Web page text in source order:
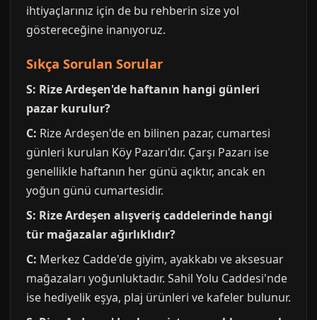
ihtiyaçlarınız için de bu rehberin size yol
göstereceğine inanıyoruz.
Sıkça Sorulan Sorular
S: Rize Ardeşen'de haftanın hangi günleri
pazar kurulur?
C: Rize Ardeşen'de en bilinen pazar, cumartesi
günleri kurulan Köy Pazarı'dır. Çarşı Pazarı ise
genellikle haftanın her günü açıktır, ancak en
yoğun günü cumartesidir.
S: Rize Ardeşen alışveriş caddelerinde hangi
tür mağazalar ağırlıklıdır?
C: Merkez Cadde'de giyim, ayakkabı ve aksesuar
mağazaları yoğunluktadır. Sahil Yolu Caddesi'nde
ise hediyelik eşya, plaj ürünleri ve kafeler bulunur.